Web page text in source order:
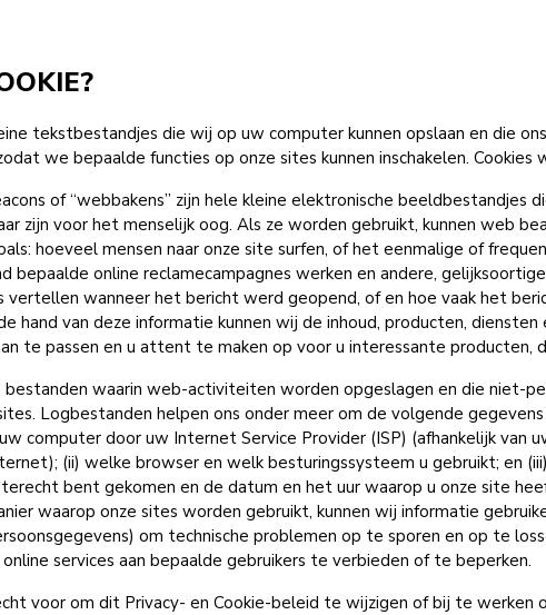
tekstbestandjes die wij op uw computer kunnen opslaan en die
we bepaalde functies op onze sites kunnen inschakelen.
of “webbakens” zijn hele kleine elektronische beeldbestandjes
zijn voor het menselijk oog. Als ze worden gebruikt, kunnen web
hoeveel mensen naar onze site surfen, of het eenmalige of
bepaalde online reclamecampagnes werken en andere,
vertellen wanneer het bericht werd geopend, of en hoe vaak het
hand van deze informatie kunnen wij de inhoud, producten,
te passen en u attent te maken op voor u interessante producten,
bestanden waarin web-activiteiten worden opgeslagen en die niet-
Logbestanden helpen ons onder meer om de volgende
computer door uw Internet Service Provider (ISP) (afhankelijk van
(ii) welke browser en welk besturingssysteem u gebruikt; en
bent gekomen en de datum en het uur waarop u onze site
waarop onze sites worden gebruikt, kunnen wij informatie
om technische problemen op te sporen en op te
services aan bepaalde gebruikers te verbieden of te beperken.
voor om dit Privacy- en Cookie-beleid te wijzigen of bij te werken